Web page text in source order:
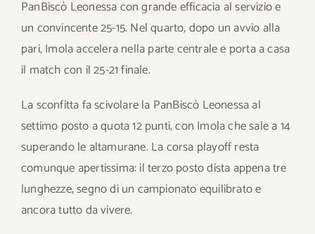
PanBiscò Leonessa con grande efficacia al servizio e
un convincente 25-15. Nel quarto, dopo un avvio alla
pari, Imola accelera nella parte centrale e porta a casa
il match con il 25-21 finale.
La sconfitta fa scivolare la PanBiscò Leonessa al
settimo posto a quota 12 punti, con Imola che sale a 14
superando le altamurane. La corsa playoff resta
comunque apertissima: il terzo posto dista appena tre
lunghezze, segno di un campionato equilibrato e
ancora tutto da vivere.